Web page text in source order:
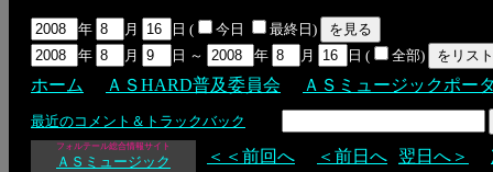
年 月 日 ( 今日
最終日)
年
月 日 ～ 年 月 日 ( 全部)
ホーム ＡＳHARD普及委員会 ＡＳミュージックポー
最近のコメント＆トラックバック
フォルテール総合情報サイト
ＡＳミュージック
＜＜前回へ ＜前日へ 翌日へ＞